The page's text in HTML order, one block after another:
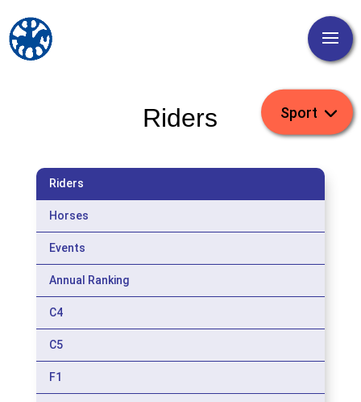
Riders
Riders
Horses
Events
Annual Ranking
C4
C5
F1